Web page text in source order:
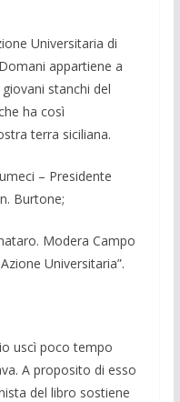
Universitaria di
appartiene a
stanchi del
ha così
terra siciliana.
– Presidente
Burtone;
Modera Campo
Universitaria”.
uscì poco tempo
A proposito di esso
del libro sostiene